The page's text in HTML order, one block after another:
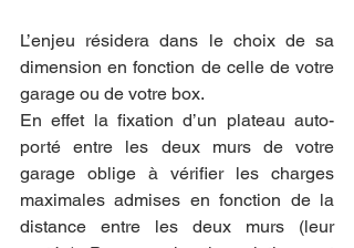
L’enjeu résidera dans le choix de sa
dimension en fonction de celle de votre
garage ou de votre box.
En effet la fixation d’un plateau auto-
porté entre les deux murs de votre
garage oblige à vérifier les charges
maximales admises en fonction de la
distance entre les deux murs (leur